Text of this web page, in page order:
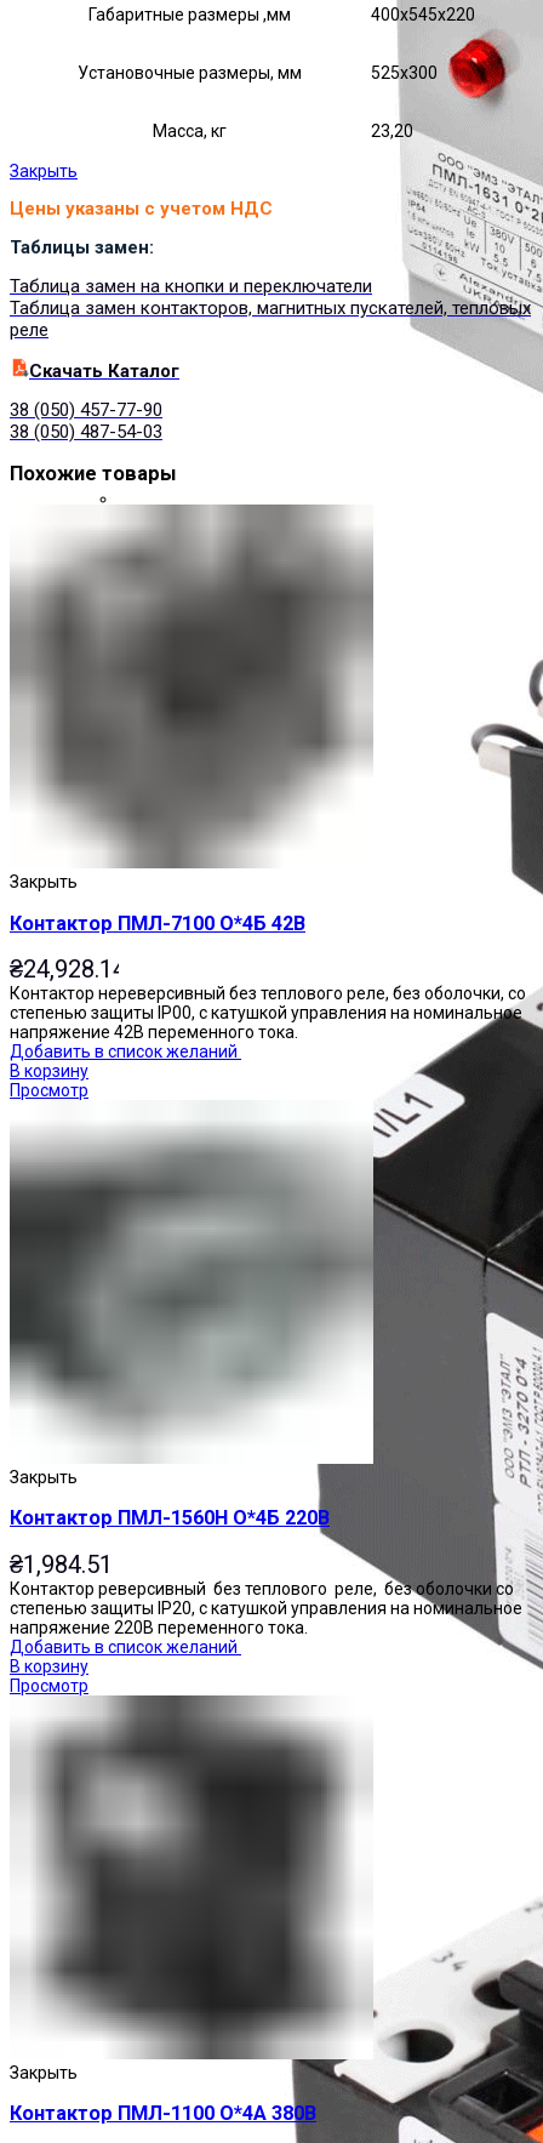
Реле тепловые
Габаритные размеры ,мм 400х545х220
Установочные размеры, мм 525х300
Масса, кг 23,20
Закрыть
Цены указаны с учетом НДС
Таблицы замен:
Таблица замен на кнопки и переключатели
Таблица замен контакторов, магнитных пускателей, тепловых
реле
Cкачать Каталог
38 (050) 457-77-90
38 (050) 487-54-03
Похожие товары
Закрыть
Контактор ПМЛ-7100 О*4Б 42В
₴24,928.14
Контактор нереверсивный без теплового реле, без оболочки, со
степенью защиты IP00, с катушкой управления на номинальное
напряжение 42В переменного тока.
Добавить в список желаний
В корзину
Просмотр
Закрыть
Контактор ПМЛ-1560Н О*4Б 220В
₴1,984.51
Контактор реверсивный без теплового реле, без оболочки со
степенью защиты IP20, с катушкой управления на номинальное
напряжение 220В переменного тока.
Добавить в список желаний
В корзину
Просмотр
Закрыть
Контактор ПМЛ-1100 О*4А 380В